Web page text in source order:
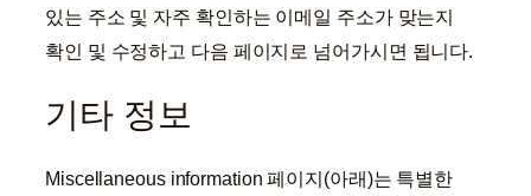
있는 주소 및 자주 확인하는 이메일 주소가 맞는지
확인 및 수정하고 다음 페이지로 넘어가시면 됩니다.
기타 정보
Miscellaneous information 페이지(아래)는 특별한